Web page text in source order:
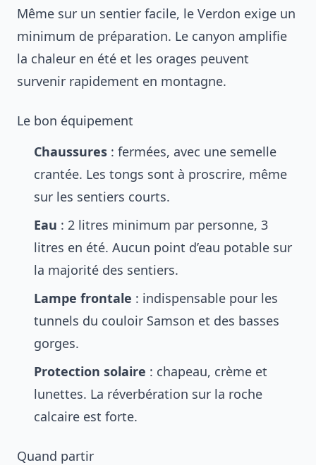
Même sur un sentier facile, le Verdon exige un
minimum de préparation. Le canyon amplifie
la chaleur en été et les orages peuvent
survenir rapidement en montagne.
Le bon équipement
Chaussures : fermées, avec une semelle
crantée. Les tongs sont à proscrire, même
sur les sentiers courts.
Eau : 2 litres minimum par personne, 3
litres en été. Aucun point d’eau potable sur
la majorité des sentiers.
Lampe frontale : indispensable pour les
tunnels du couloir Samson et des basses
gorges.
Protection solaire : chapeau, crème et
lunettes. La réverbération sur la roche
calcaire est forte.
Quand partir